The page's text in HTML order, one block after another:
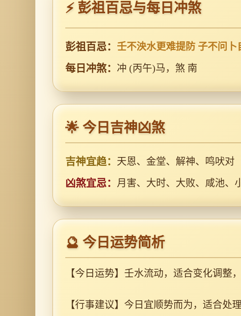
⚡ 彭祖百忌与每日冲煞
彭祖百忌： 壬不泱水更难提防 子不问卜
每日冲煞： 冲 (丙午)马，煞 南
🌟 今日吉神凶煞
吉神宜趋： 天恩、金堂、解神、鸣吠对
凶煞宜忌： 月害、大时、大败、咸池、
🔮 今日运势简析
【今日运势】壬水流动，适合变化调整
【行事建议】今日宜顺势而为，适合处